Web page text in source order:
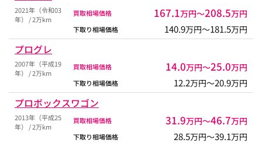
2021年（令和03
年） / 2万km
買取相場価格 167.1万円〜208.5万円
下取り相場価格 140.9万円〜181.5万円
プログレ
2007年（平成19
年） / 2万km
買取相場価格 14.0万円〜25.0万円
下取り相場価格 12.2万円〜20.9万円
プロボックスワゴン
2013年（平成25
年） / 2万km
買取相場価格 31.9万円〜46.7万円
下取り相場価格 28.5万円〜39.1万円